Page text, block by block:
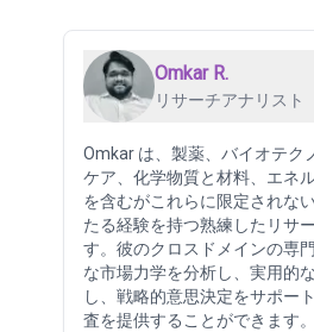
Omkar R.
リサーチアナリスト
Omkar は、製薬、バイオテク
ケア、化学物質と材料、エネ
を含むがこれらに限定されな
たる経験を持つ熟練したリサ
す。彼のクロスドメインの専
な市場力学を分析し、実用的
し、戦略的意思決定をサポー
査を提供することができます